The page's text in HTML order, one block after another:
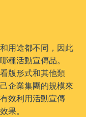
用途都不同，因此
種活動宣傳品。
版形式和其他類
企業集團的規模來
效利用活動宣傳
果。